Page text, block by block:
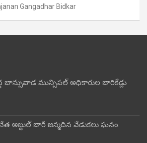
Gangadhar Bidkar
బాన్సువాడ మున్సిపల్ అధికారుల బారికేడ్లు
అబ్దుల్ బారీ జన్మదిన వేడుకలు ఘనం.